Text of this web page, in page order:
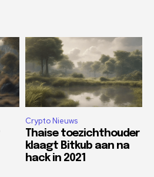
Crypto Nieuws
Thaise toezichthouder
klaagt Bitkub aan na
hack in 2021